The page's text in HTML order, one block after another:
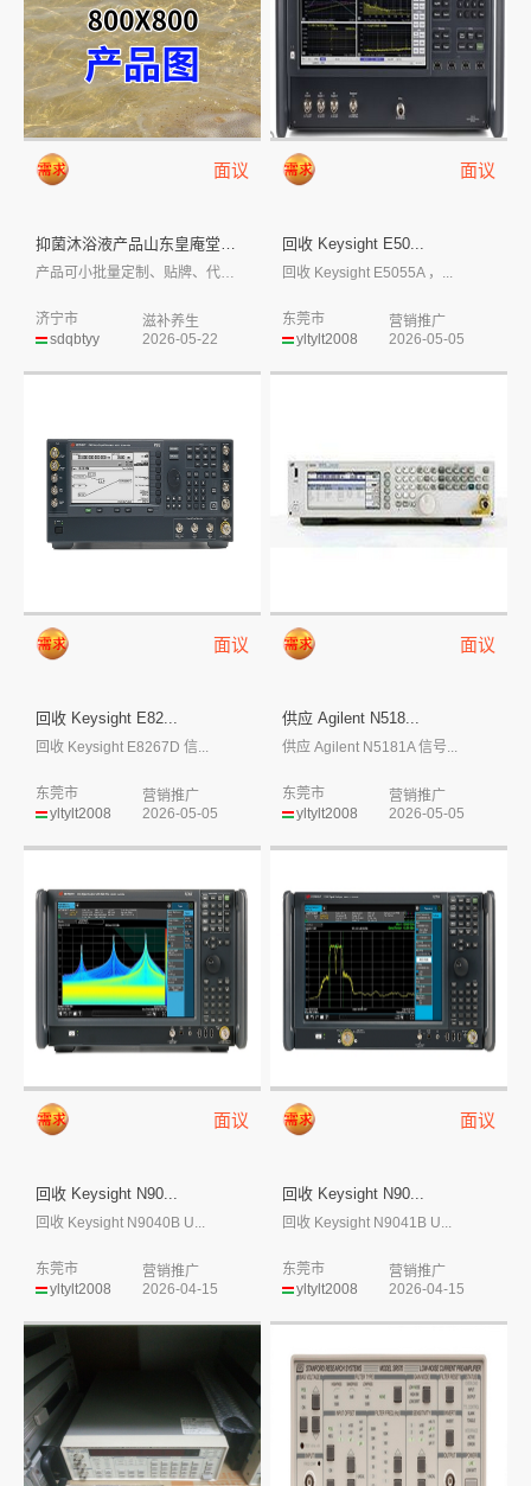
面议
抑菌沐浴液产品山东皇庵堂庆葆堂
产品可小批量定制、贴牌、代工，部分有现货...
sdqbtyy
济宁市
滋补养生
2026-05-22
面议
回收 Keysight E50...
回收 Keysight E5055A ，...
yltylt2008
东莞市
营销推广
2026-05-05
面议
回收 Keysight E82...
回收 Keysight E8267D 信...
yltylt2008
东莞市
营销推广
2026-05-05
面议
供应 Agilent N518...
供应 Agilent N5181A 信号...
yltylt2008
东莞市
营销推广
2026-05-05
面议
回收 Keysight N90...
回收 Keysight N9040B U...
yltylt2008
东莞市
营销推广
2026-04-15
面议
回收 Keysight N90...
回收 Keysight N9041B U...
yltylt2008
东莞市
营销推广
2026-04-15